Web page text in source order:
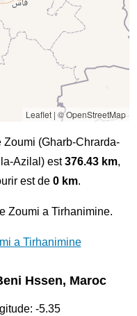
Leaflet| © OpenStreetMap
Zoumi (Gharb-Chrarda-
Azilal) est376.43 km,
est de 0 km.
Zoumi a Tirhanimine.
a Tirhanimine
Hssen, Maroc
-5.35